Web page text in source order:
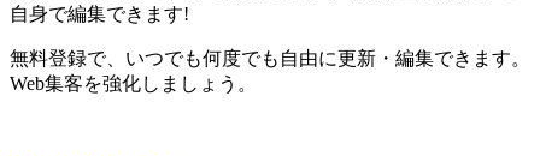
自身で編集できます!
無料登録で、いつでも何度でも自由に更新・編集できます。
Web集客を強化しましょう。